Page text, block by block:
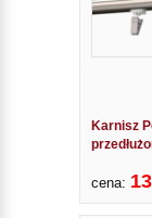
Karnisz
cena: